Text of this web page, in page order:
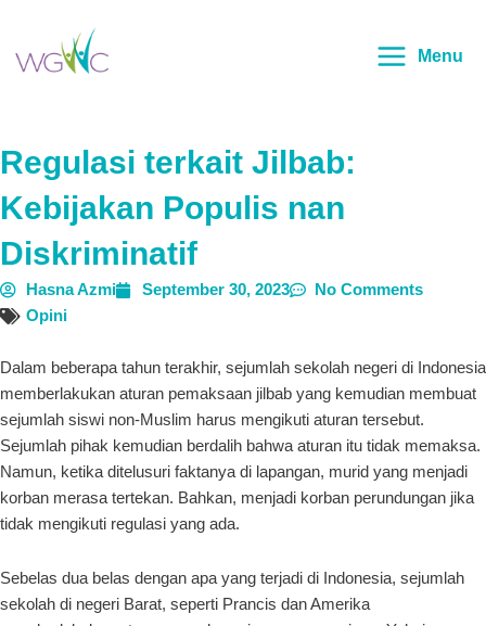
konten
MenuMenu
Regulasi terkait Jilbab:
Kebijakan Populis nan
Diskriminatif
Hasna Azmi September 30, 2023
No Comments
Opini
Dalam beberapa tahun terakhir, sejumlah sekolah negeri di Indonesia
memberlakukan aturan pemaksaan jilbab yang kemudian membuat
sejumlah siswi non-Muslim harus mengikuti aturan tersebut.
Sejumlah pihak kemudian berdalih bahwa aturan itu tidak memaksa.
Namun, ketika ditelusuri faktanya di lapangan, murid yang menjadi
korban merasa tertekan. Bahkan, menjadi korban perundungan jika
tidak mengikuti regulasi yang ada.
Sebelas dua belas dengan apa yang terjadi di Indonesia, sejumlah
sekolah di negeri Barat, seperti Prancis dan Amerika